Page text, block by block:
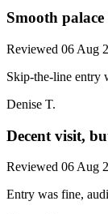
Smooth
Reviewed 06 Aug
Skip-the-line entry
Denise T.
Decent visit,
Reviewed 06 Aug
Entry was fine,